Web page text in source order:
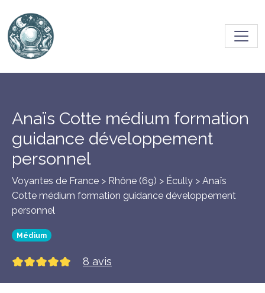
Anaïs Cotte médium formation
guidance développement
personnel
Voyantes de France > Rhône (69) > Écully > Anaïs
Cotte médium formation guidance développement
personnel
Médium
8 avis